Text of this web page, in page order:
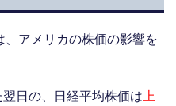
アメリカの株価の影響を
日の、日経平均株価は上